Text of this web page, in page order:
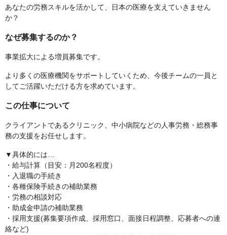
あなたの労務スキルを活かして、日本の医療を支えていきません
か？
なぜ募集するのか？
事業拡大による増員募集です。
より多くの医療機関をサポートしていくため、今後チームの一員と
してご活躍いただける方を求めています。
この仕事について
クライアントであるクリニック、中小病院などの人事労務・総務事
務の支援をお任せします。
▼具体的には…
・給与計算（目安：月200名程度）
・入退職の手続き
・各種保険手続きの補助業務
・労務の相談対応
・助成金申請の補助業務
・採用支援(募集要項作成、採用窓口、面接日程調整、応募者への連
絡など)